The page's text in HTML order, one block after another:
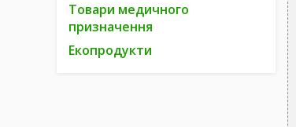
Товари медичного
призначення
Екопродукти